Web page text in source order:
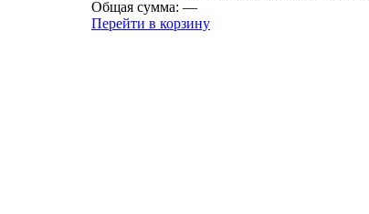
Общая сумма: —
Перейти в корзину